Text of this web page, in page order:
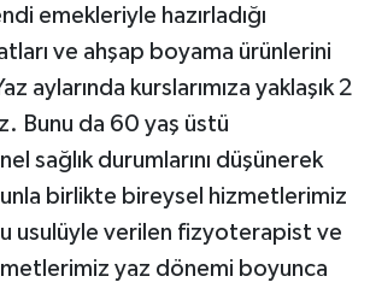
emekleriyle hazırladığı
ve ahşap boyama ürünlerini
aylarında kurslarımıza yaklaşık 2
Bunu da 60 yaş üstü
sağlık durumlarını düşünerek
birlikte bireysel hizmetlerimiz
usulüyle verilen fizyoterapist ve
yaz dönemi boyunca